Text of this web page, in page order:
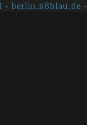
berlin.n8blau.de